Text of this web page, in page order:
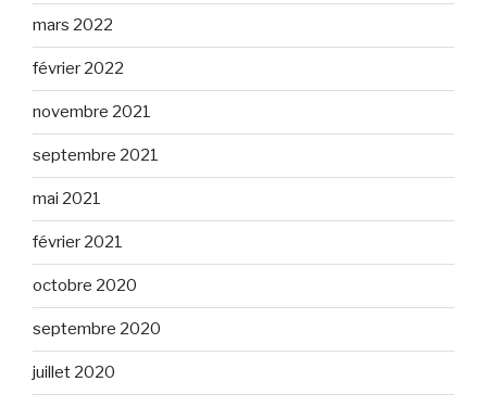
mars 2022
février 2022
novembre 2021
septembre 2021
mai 2021
février 2021
octobre 2020
septembre 2020
juillet 2020